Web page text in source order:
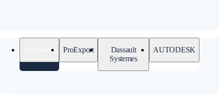
ProViewer ProExport
Dassault
Systemes
AUTODESK